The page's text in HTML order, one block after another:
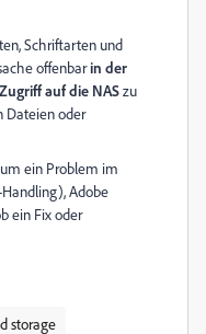
Schriftarten und
offenbarin der
auf die NASzu
Dateien oder
ein Problem im
Adobe
ein Fix oder
storage